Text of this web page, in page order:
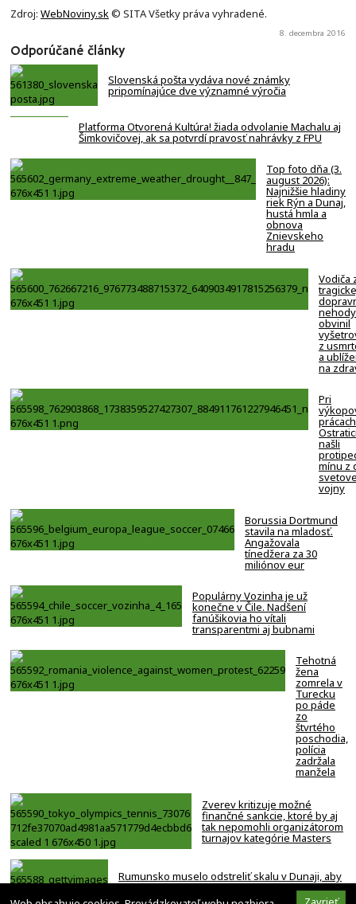
Zdroj: WebNoviny.sk© SITA Všetky práva vyhradené.
8. decembra 2016
Odporúčané články
Slovenská pošta vydáva nové známky
pripomínajúce dve významné výročia
Platforma Otvorená Kultúra! žiada odvolanie Machalu aj
Šimkovičovej, ak sa potvrdí pravosť nahrávky z FPU
Top foto dňa (3.
august 2026):
Najnižšie hladiny
riek Rýn a Dunaj,
hustá hmla a
obnova
Znievskeho
hradu
Vodiča
nehody
obvinil
z
a
na
Pri
našli
mínu z
vojny
Borussia Dortmund
stavila na mladosť.
Angažovala
tínedžera za 30
miliónov eur
Populárny Vozinha je už
konečne v Čile. Nadšení
fanúšikovia ho vítali
transparentmi aj bubnami
Tehotná
žena
zomrela v
Turecku
po páde
zo
štvrtého
poschodia,
polícia
zadržala
manžela
Zverev kritizuje možné
finančné sankcie, ktoré by aj
tak nepomohli organizátorom
turnajov kategórie Masters
Rumunsko muselo odstreliť skalu v Dunaji, aby
zabránilo odstaveniu jadrovej elektrárne –
VIDEO